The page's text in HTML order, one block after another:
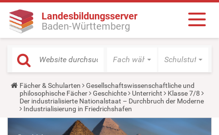
Landesbildungsserver
Baden-Württemberg
Fach wählen Schulstufe
Y
o
u
a
r
Fächer & Schularten
Gesellschaftswissenschaftliche und
philosophische Fächer
Geschichte Unterricht
Klasse 7/8
Der industrialisierte Nationalstaat – Durchbruch der Moderne
Industrialisierung in Friedrichshafen